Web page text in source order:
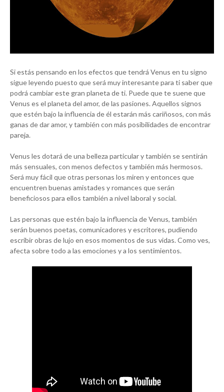
Si estás pensando en los efectos que tendrá Venus en tu signo
sigue leyendo puesto que será muy interesante para ti saber que
podrá cambiar este gran planeta de ti. Puede que te suene que
Venus es el planeta del amor, de las pasiones. Aquellos signos
que estén bajo la influencia de él estarán más cariñosos, con más
ganas de dar amor, y también con más posibilidades de encontrar
pareja.
Venus les dotará de una belleza particular y también se sentirán
más sensuales, con menos defectos y también más hermosos.
Será muy fácil que otras personas los miren y entonces que
encuentren buenas amistades y romances que serán
beneficiosos para ellos también a nivel laboral y social.
Las personas que estén bajo la influencia de Venus, también
serán buenos poetas, comunicadores y escritores, pudiendo
escribir obras de lujo en esos momentos de sus vidas. Como ves,
afecta sobre todo a las emociones y a los sentimientos.